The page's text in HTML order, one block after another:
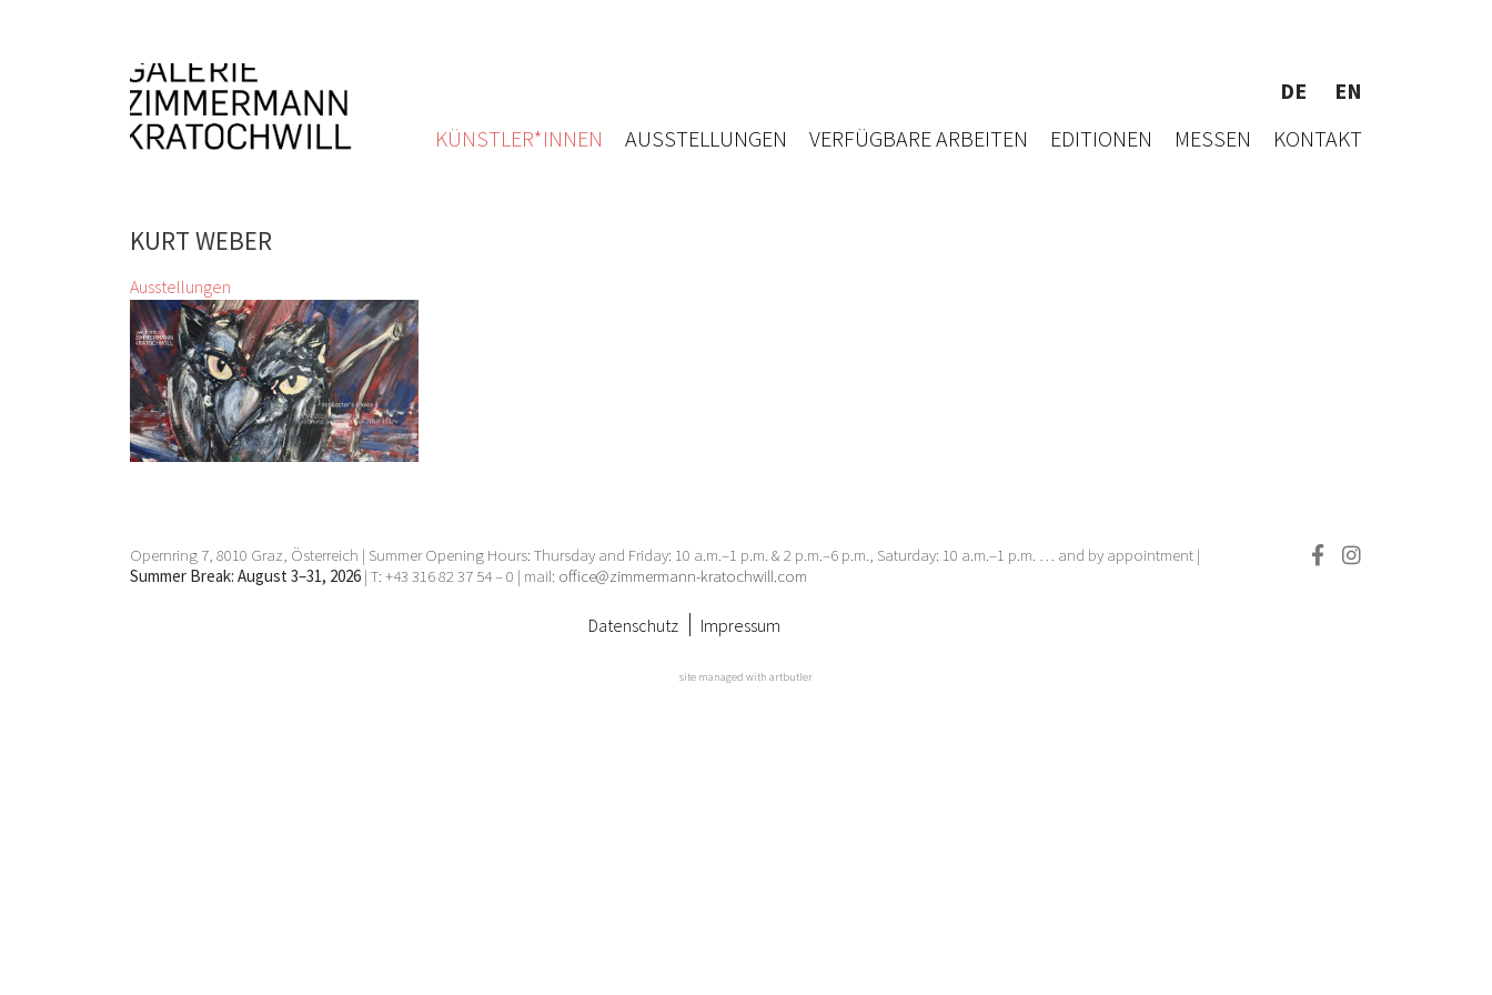
DE
EN
KÜNSTLER*INNEN
AUSSTELLUNGEN VERFÜGBARE ARBEITEN EDITIONEN MESSEN KONTAKT
KURT WEBER
Ausstellungen
#collector’s choice
Alfredo Barsuglia, Josef
Bauer, Antonio Calderera, Günter
Fruhtrunk, Zimmermann Kratochwill
Galerie, Stefan Glettler, Franz
Grabmayr, Franz Graf, Xenia
Hausner, Zenita Komad, Markus
Prelog, Hubert Schmalix, Klaus
Wanker, Kurt Weber
6 Apr. 2019 - 25 Mai 2019
Opernring 7, 8010 Graz, Österreich | Summer Opening Hours: Thursday and Friday: 10 a.m.–1 p.m. & 2 p.m.–6 p.m., Saturday: 10 a.m.–1 p.m. … and by appointment |
Summer Break: August 3–31, 2026 | T: +43 316 82 37 54 – 0 | mail: office@zimmermann-kratochwill.com
Datenschutz Impressum
site managed with artbutler